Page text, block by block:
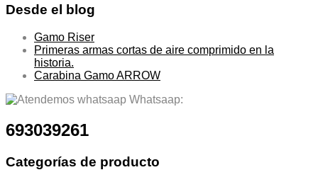
Desde el blog
Gamo Riser
Primeras armas cortas de aire comprimido en la
historia.
Carabina Gamo ARROW
Whatsaap:
693039261
Categorías de producto